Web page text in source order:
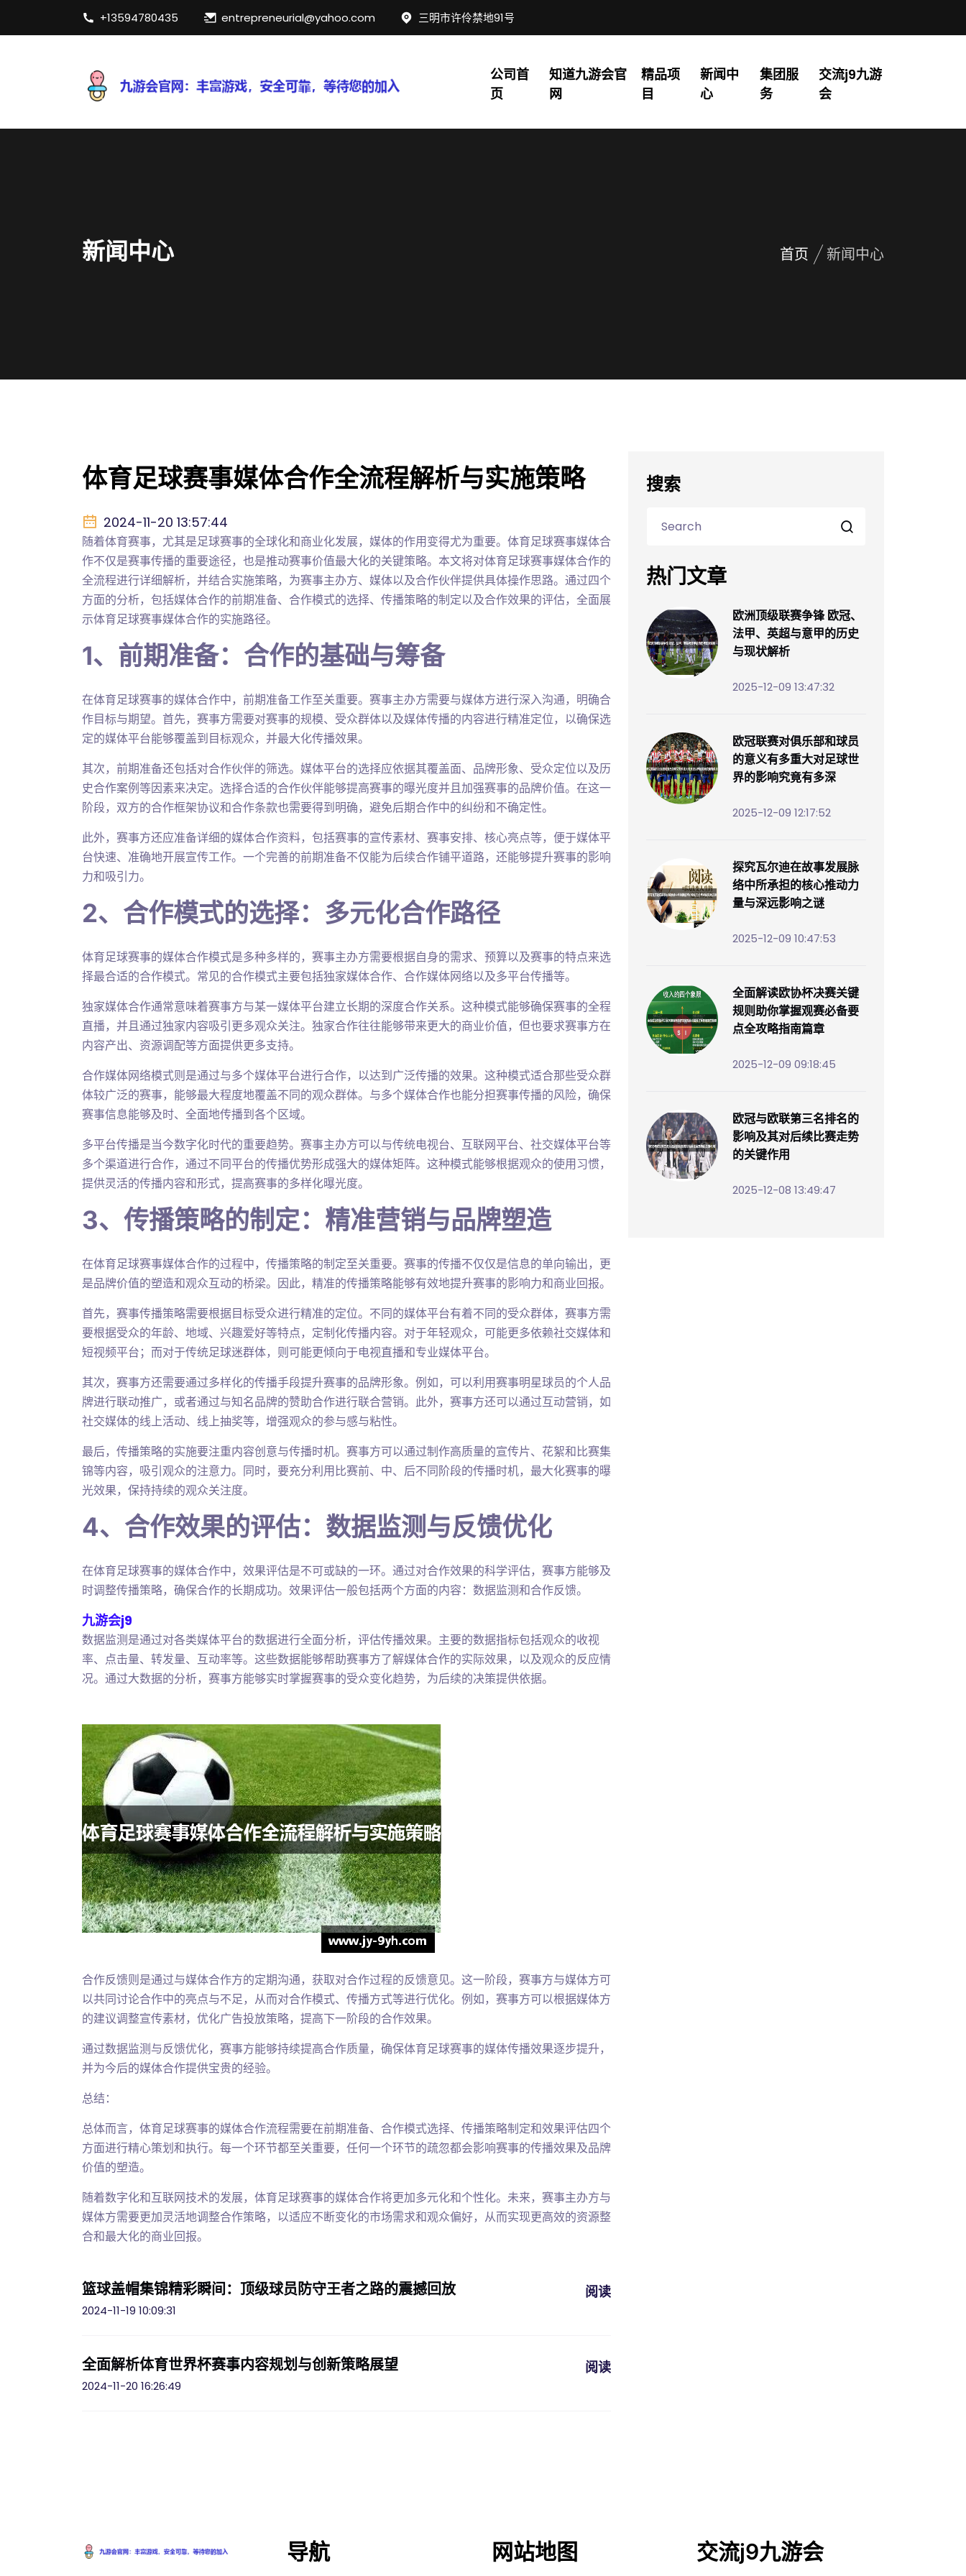
+13594780435 entrepreneurial@yahoo.com 三明市许伶禁地91号
公司首
页
知道九游会官
网
精品项
目
新闻中
心
集团服
务
交流j9九游
会
新闻中心 首页 新闻中心
体育足球赛事媒体合作全流程解析与实施策略
2024-11-20 13:57:44
随着体育赛事，尤其是足球赛事的全球化和商业化发展，媒体的作用变得尤为重要。体育足球赛事媒体合
作不仅是赛事传播的重要途径，也是推动赛事价值最大化的关键策略。本文将对体育足球赛事媒体合作的
全流程进行详细解析，并结合实施策略，为赛事主办方、媒体以及合作伙伴提供具体操作思路。通过四个
方面的分析，包括媒体合作的前期准备、合作模式的选择、传播策略的制定以及合作效果的评估，全面展
示体育足球赛事媒体合作的实施路径。
1、前期准备：合作的基础与筹备
在体育足球赛事的媒体合作中，前期准备工作至关重要。赛事主办方需要与媒体方进行深入沟通，明确合
作目标与期望。首先，赛事方需要对赛事的规模、受众群体以及媒体传播的内容进行精准定位，以确保选
定的媒体平台能够覆盖到目标观众，并最大化传播效果。
其次，前期准备还包括对合作伙伴的筛选。媒体平台的选择应依据其覆盖面、品牌形象、受众定位以及历
史合作案例等因素来决定。选择合适的合作伙伴能够提高赛事的曝光度并且加强赛事的品牌价值。在这一
阶段，双方的合作框架协议和合作条款也需要得到明确，避免后期合作中的纠纷和不确定性。
此外，赛事方还应准备详细的媒体合作资料，包括赛事的宣传素材、赛事安排、核心亮点等，便于媒体平
台快速、准确地开展宣传工作。一个完善的前期准备不仅能为后续合作铺平道路，还能够提升赛事的影响
力和吸引力。
2、合作模式的选择：多元化合作路径
体育足球赛事的媒体合作模式是多种多样的，赛事主办方需要根据自身的需求、预算以及赛事的特点来选
择最合适的合作模式。常见的合作模式主要包括独家媒体合作、合作媒体网络以及多平台传播等。
独家媒体合作通常意味着赛事方与某一媒体平台建立长期的深度合作关系。这种模式能够确保赛事的全程
直播，并且通过独家内容吸引更多观众关注。独家合作往往能够带来更大的商业价值，但也要求赛事方在
内容产出、资源调配等方面提供更多支持。
合作媒体网络模式则是通过与多个媒体平台进行合作，以达到广泛传播的效果。这种模式适合那些受众群
体较广泛的赛事，能够最大程度地覆盖不同的观众群体。与多个媒体合作也能分担赛事传播的风险，确保
赛事信息能够及时、全面地传播到各个区域。
多平台传播是当今数字化时代的重要趋势。赛事主办方可以与传统电视台、互联网平台、社交媒体平台等
多个渠道进行合作，通过不同平台的传播优势形成强大的媒体矩阵。这种模式能够根据观众的使用习惯，
提供灵活的传播内容和形式，提高赛事的多样化曝光度。
3、传播策略的制定：精准营销与品牌塑造
在体育足球赛事媒体合作的过程中，传播策略的制定至关重要。赛事的传播不仅仅是信息的单向输出，更
是品牌价值的塑造和观众互动的桥梁。因此，精准的传播策略能够有效地提升赛事的影响力和商业回报。
首先，赛事传播策略需要根据目标受众进行精准的定位。不同的媒体平台有着不同的受众群体，赛事方需
要根据受众的年龄、地域、兴趣爱好等特点，定制化传播内容。对于年轻观众，可能更多依赖社交媒体和
短视频平台；而对于传统足球迷群体，则可能更倾向于电视直播和专业媒体平台。
其次，赛事方还需要通过多样化的传播手段提升赛事的品牌形象。例如，可以利用赛事明星球员的个人品
牌进行联动推广，或者通过与知名品牌的赞助合作进行联合营销。此外，赛事方还可以通过互动营销，如
社交媒体的线上活动、线上抽奖等，增强观众的参与感与粘性。
最后，传播策略的实施要注重内容创意与传播时机。赛事方可以通过制作高质量的宣传片、花絮和比赛集
锦等内容，吸引观众的注意力。同时，要充分利用比赛前、中、后不同阶段的传播时机，最大化赛事的曝
光效果，保持持续的观众关注度。
4、合作效果的评估：数据监测与反馈优化
在体育足球赛事的媒体合作中，效果评估是不可或缺的一环。通过对合作效果的科学评估，赛事方能够及
时调整传播策略，确保合作的长期成功。效果评估一般包括两个方面的内容：数据监测和合作反馈。
九游会j9
数据监测是通过对各类媒体平台的数据进行全面分析，评估传播效果。主要的数据指标包括观众的收视
率、点击量、转发量、互动率等。这些数据能够帮助赛事方了解媒体合作的实际效果，以及观众的反应情
况。通过大数据的分析，赛事方能够实时掌握赛事的受众变化趋势，为后续的决策提供依据。
合作反馈则是通过与媒体合作方的定期沟通，获取对合作过程的反馈意见。这一阶段，赛事方与媒体方可
以共同讨论合作中的亮点与不足，从而对合作模式、传播方式等进行优化。例如，赛事方可以根据媒体方
的建议调整宣传素材，优化广告投放策略，提高下一阶段的合作效果。
通过数据监测与反馈优化，赛事方能够持续提高合作质量，确保体育足球赛事的媒体传播效果逐步提升，
并为今后的媒体合作提供宝贵的经验。
总结：
总体而言，体育足球赛事的媒体合作流程需要在前期准备、合作模式选择、传播策略制定和效果评估四个
方面进行精心策划和执行。每一个环节都至关重要，任何一个环节的疏忽都会影响赛事的传播效果及品牌
价值的塑造。
随着数字化和互联网技术的发展，体育足球赛事的媒体合作将更加多元化和个性化。未来，赛事主办方与
媒体方需要更加灵活地调整合作策略，以适应不断变化的市场需求和观众偏好，从而实现更高效的资源整
合和最大化的商业回报。
篮球盖帽集锦精彩瞬间：顶级球员防守王者之路的震撼回放
2024-11-19 10:09:31
阅读
全面解析体育世界杯赛事内容规划与创新策略展望
2024-11-20 16:26:49
阅读
搜索
热门文章
欧洲顶级联赛争锋 欧冠、
法甲、英超与意甲的历史
与现状解析
2025-12-09 13:47:32
欧冠联赛对俱乐部和球员
的意义有多重大对足球世
界的影响究竟有多深
2025-12-09 12:17:52
探究瓦尔迪在故事发展脉
络中所承担的核心推动力
量与深远影响之谜
2025-12-09 10:47:53
全面解读欧协杯决赛关键
规则助你掌握观赛必备要
点全攻略指南篇章
2025-12-09 09:18:45
欧冠与欧联第三名排名的
影响及其对后续比赛走势
的关键作用
2025-12-08 13:49:47
导航 网站地图 交流j9九游会